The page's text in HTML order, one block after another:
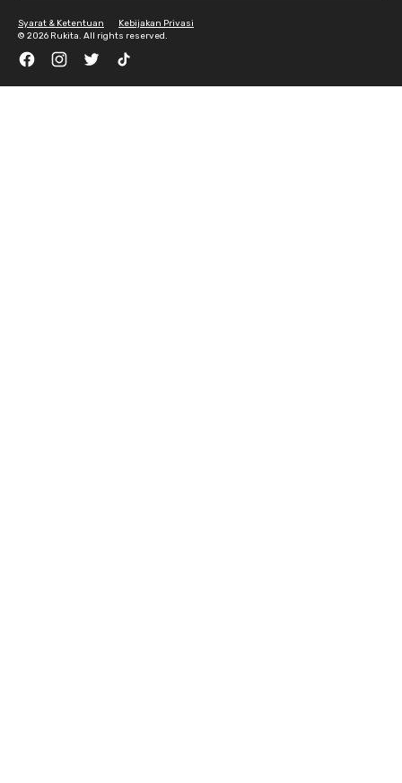
© 2026 Rukita. All rights reserved.
Syarat & Ketentuan Kebijakan Privasi
FacebookInstagramTwitter TikTok